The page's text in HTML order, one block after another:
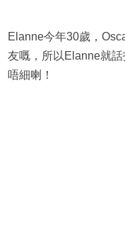
Elanne今年30歲，
友嘅，所以Elanne就
唔細喇！